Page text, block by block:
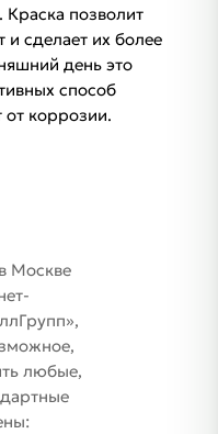
позволит
и сделает их более
день это
способ
от коррозии.
Москве
любые,